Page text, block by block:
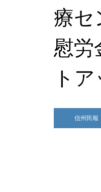
療セ
慰労
トア
信州民報